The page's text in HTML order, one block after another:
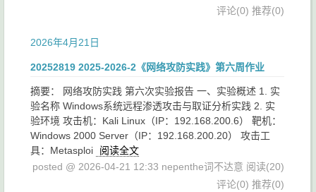
评论(0) 推荐(0)
2026年4月21日
20252819 2025-2026-2《网络攻防实践》第六周作业
摘要： 网络攻防实践 第六次实验报告 一、实验概述 1. 实
验名称 Windows系统远程渗透攻击与取证分析实践 2. 实
验环境 攻击机：Kali Linux（IP：192.168.200.6） 靶机：
Windows 2000 Server（IP：192.168.200.20） 攻击工
具：Metasploi
阅读全文
posted @ 2026-04-21 12:33 nepenthe词不达意 阅读(20)
评论(0) 推荐(0)